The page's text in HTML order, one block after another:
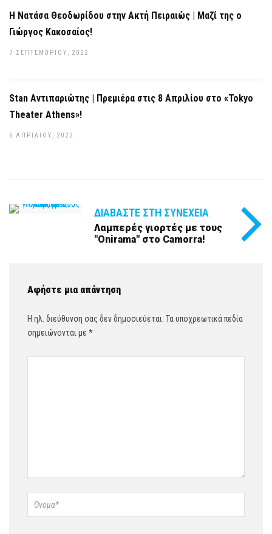
Η Νατάσα Θεοδωρίδου στην Ακτή Πειραιώς | Μαζί της ο
Γιώργος Κακοσαίος!
7 ΣΕΠΤΕΜΒΡΊΟΥ, 2022
Stan Αντιπαριώτης | Πρεμιέρα στις 8 Απριλίου στο «Tokyo
Theater Athens»!
6 ΑΠΡΙΛΊΟΥ, 2022
ΔΙΑΒΆΣΤΕ ΣΤΗ ΣΥΝΈΧΕΙΑ
Λαμπερές γιορτές με τους
"Onirama" στο Camorra!
Αφήστε μια απάντηση
Η ηλ. διεύθυνση σας δεν δημοσιεύεται. Τα υποχρεωτικά πεδία
σημειώνονται με *